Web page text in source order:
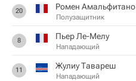
20 Ромен Амальфитано
Полузащитник
8 Пьер Ле-Мелу
Нападающий
11 Жулиу Тавареш
Нападающий